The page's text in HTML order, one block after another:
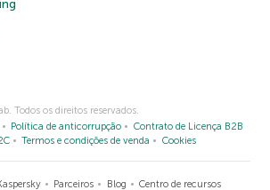
Todos os direitos reservados.
Política de anticorrupção
Contrato de Licença B2B
Termos e condições de venda Cookies
Parceiros Blog Centro de recursos